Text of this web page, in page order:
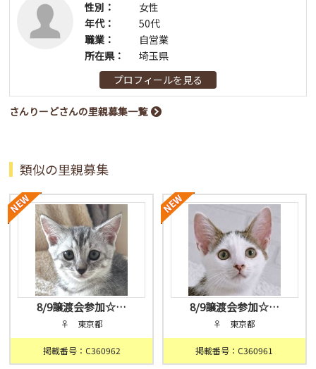
性別：
女性
年代：
50代
職業：
自営業
所在県：
埼玉県
プロフィールを見る
さんりーどさんの里親募集一覧
類似の里親募集
8/9譲渡会参加☆…
♀ 東京都
掲載番号：C360962
8/9譲渡会参加☆…
♀ 東京都
掲載番号：C360961